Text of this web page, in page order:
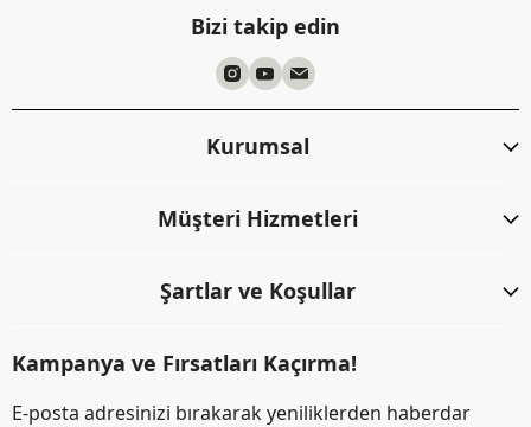
Bizi takip edin
Kurumsal
Müşteri Hizmetleri
Şartlar ve Koşullar
Kampanya ve Fırsatları Kaçırma!
E-posta adresinizi bırakarak yeniliklerden haberdar